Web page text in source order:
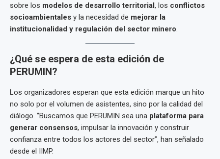
sobre los modelos de desarrollo territorial, los conflictos
socioambientales y la necesidad de mejorar la
institucionalidad y regulación del sector minero.
¿Qué se espera de esta edición de
PERUMIN?
Los organizadores esperan que esta edición marque un hito
no solo por el volumen de asistentes, sino por la calidad del
diálogo. “Buscamos que PERUMIN sea una plataforma para
generar consensos, impulsar la innovación y construir
confianza entre todos los actores del sector”, han señalado
desde el IIMP.